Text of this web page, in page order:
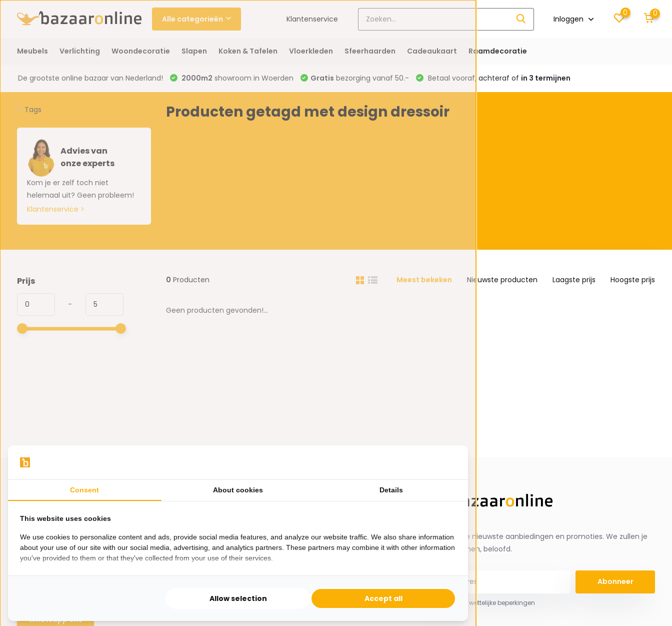
Alle categorieën Klantenservice Inloggen
0 0
Meubels Verlichting Woondecoratie Slapen Koken & Tafelen Vloerkleden Sfeerhaarden Cadeaukaart Raamdecoratie
De grootste online bazaar van Nederland! 2000m2 showroom in Woerden Gratis bezorging vanaf 50.- Betaal vooraf, achteraf of in 3 termijnen
Tags
Advies van
onze experts
Kom je er zelf toch niet
helemaal uit? Geen probleem!
Klantenservice >
Producten getagd met design dressoir
Prijs
-
0 Producten Meest bekeken Nieuwste producten Laagste prijs Hoogste prijs
Geen producten gevonden!...
Hulp nodig?
Whatsapp ons
Heb je een vraag?
Bereikbaar van ma - vr 10:00 tot 17:00
0162-231130
klantenservice@bazaaronline.nl
Ontvang de nieuwste aanbiedingen en promoties. We zullen je
niet spammen, beloofd.
Abonneer
* Lees hier de wettelijke beperkingen
Consent About cookies Details
This website uses cookies
We use cookies to personalize content and ads, provide social media features, and analyze our website traffic. We also share information
about your use of our site with our social media, advertising, and analytics partners. These partners may combine it with other information
you've provided to them or that they've collected from your use of their services.
Allow selection Accept all